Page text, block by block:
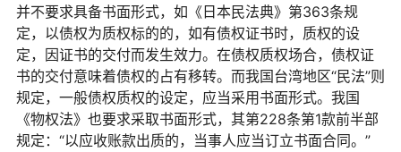
并不要求具备书面形式，如《日本民法典》第363条规
定，以债权为质权标的的，如有债权证书时，质权的设
定，因证书的交付而发生效力。在债权质权场合，债权证
书的交付意味着债权的占有移转。而我国台湾地区“民法”则
规定，一般债权质权的设定，应当采用书面形式。我国
《物权法》也要求采取书面形式，其第228条第1款前半部
规定：“以应收账款出质的，当事人应当订立书面合同。”